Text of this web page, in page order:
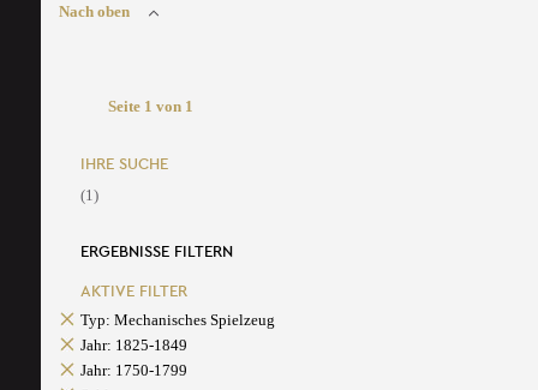
Nach oben
Seite 1 von 1
IHRE SUCHE
(1)
ERGEBNISSE FILTERN
AKTIVE FILTER
Typ: Mechanisches Spielzeug
Jahr: 1825-1849
Jahr: 1750-1799